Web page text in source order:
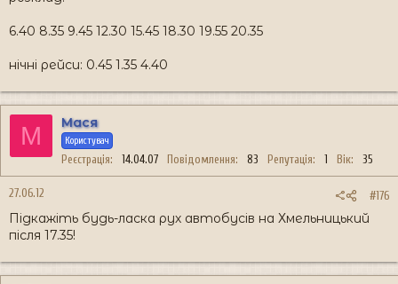
6.40 8.35 9.45 12.30 15.45 18.30 19.55 20.35
нічні рейси: 0.45 1.35 4.40
М Мася
Користувач
Реєстрація 14.04.07 Повідомлення 83 Репутація 1 Вік 35
27.06.12 #176
Підкажіть будь-ласка рух автобусів на Хмельницький
після 17.35!